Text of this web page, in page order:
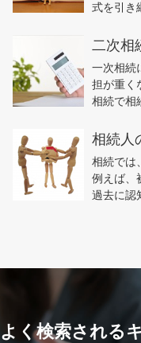
式を引き
二次相
一次相続
担が重く
相続で
相続人
相続では
例えば、
過去に
よく検索される